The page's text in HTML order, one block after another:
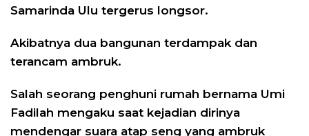
Samarinda Ulu tergerus longsor.
Akibatnya dua bangunan terdampak dan
terancam ambruk.
Salah seorang penghuni rumah bernama Umi
Fadilah mengaku saat kejadian dirinya
mendengar suara atap seng yang ambruk